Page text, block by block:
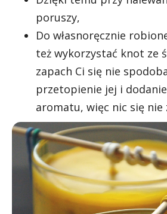
poruszy,
Do własnoręcznie
też wykorzystać knot ze
zapach Ci się nie
przetopienie jej i
aromatu, więc nic się nie